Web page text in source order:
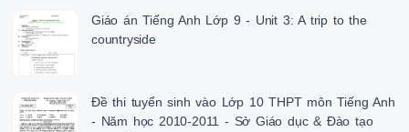
Giáo án Tiếng Anh Lớp 9 - Unit 3: A trip to the
countryside
Đề thi tuyển sinh vào Lớp 10 THPT môn Tiếng Anh
- Năm học 2010-2011 - Sở Giáo dục & Đào tạo